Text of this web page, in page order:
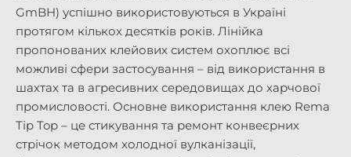
GmBH) успішно використовуються в Україні
протягом кількох десятків років. Лінійка
пропонованих клейових систем охоплює всі
можливі сфери застосування – від використання в
шахтах та в агресивних середовищах до харчової
промисловості. Основне використання клею Rema
Tip Top – це стикування та ремонт конвеєрних
стрічок методом холодної вулканізації,